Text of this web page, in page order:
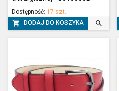
Dostępność: 17 szt.
 DODAJ DO KOSZYKA 